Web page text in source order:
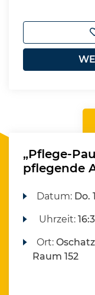
„Pflege-
pflegende
Datum: Do.
Uhrzeit:
Ort:
Raum 152